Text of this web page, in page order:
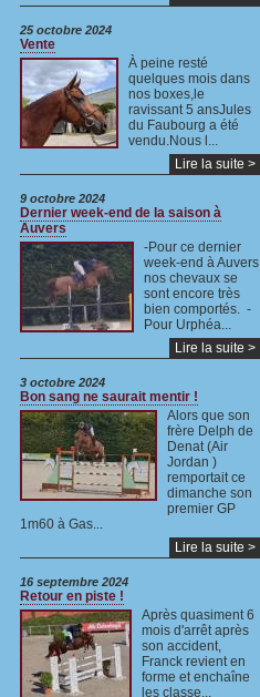
25 octobre 2024
Vente
À peine resté
quelques mois dans
nos boxes,le
ravissant 5 ansJules
du Faubourg a été
vendu.Nous l...
Lire la suite >
9 octobre 2024
Dernier week-end de la saison à
Auvers
-Pour ce dernier
week-end à Auvers
nos chevaux se
sont encore très
bien comportés. -
Pour Urphéa...
Lire la suite >
3 octobre 2024
Bon sang ne saurait mentir !
Alors que son
frère Delph de
Denat (Air
Jordan )
remportait ce
dimanche son
premier GP
1m60 à Gas...
Lire la suite >
16 septembre 2024
Retour en piste !
Après quasiment 6
mois d'arrêt après
son accident,
Franck revient en
forme et enchaîne
les classe...